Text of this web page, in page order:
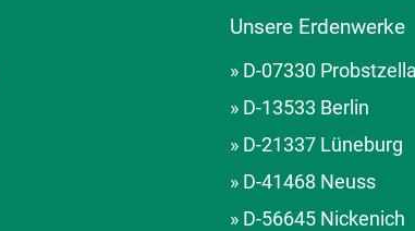
Unsere Erdenwerke
» D-07330 Probstzella
» D-13533 Berlin
» D-21337 Lüneburg
» D-41468 Neuss
» D-56645 Nickenich